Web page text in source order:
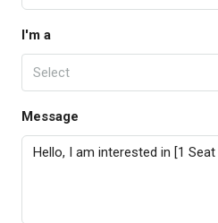
I'm a
Select
Message